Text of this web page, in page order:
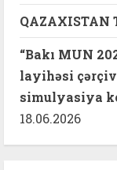
QAZAXISTAN
“Bakı MUN
layihəsi
simulyasiya
18.06.2026